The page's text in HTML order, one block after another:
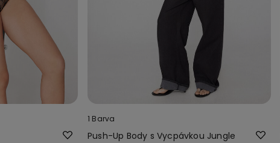
1 Barva
Push-Up Body s Vycpávkou Jungle